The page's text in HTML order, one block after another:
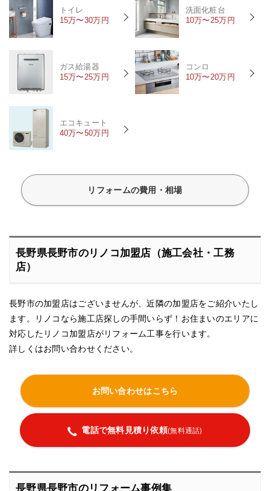
トイレ
15万〜30万円
洗面化粧台
10万〜25万円
ガス給湯器
15万〜25万円
コンロ
10万〜20万円
エコキュート
40万〜50万円
リフォームの費用・相場
長野県長野市のリノコ加盟店（施工会社・工務
店）
長野市の加盟店はございませんが、近隣の加盟店をご紹介いたし
ます。リノコなら施工店探しの手間いらず！お住まいのエリアに
対応したリノコ加盟店がリフォーム工事を行います。
詳しくはお問い合わせください。
お問い合わせはこちら
電話で無料見積り依頼(無料通話)
長野県長野市のリフォーム事例集